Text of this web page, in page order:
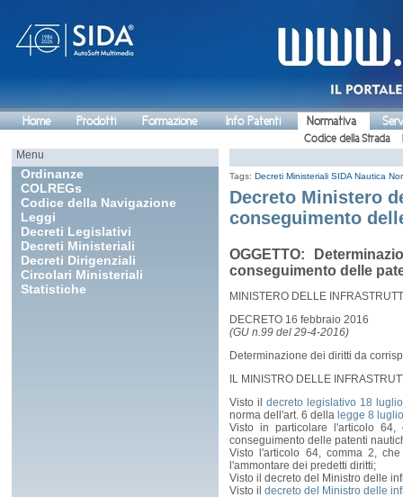
Home Prodotti Formazione Info Patenti Normativa
Codice della Strada
Menu
Ordinanze
COLREGs
Codice della Navigazione
Leggi
Decreti Legislativi
Decreti Ministeriali
Decreti Dirigenziali
Circolari Ministeriali
Statistiche
Tags: Decreti Ministeriali SIDA Nautica
Decreto Ministero
conseguimento
OGGETTO:
conseguimento delle
MINISTERO DELLE
DECRETO 16 febbraio 2016
(GU n.99 del 29-4-2016)
Determinazione dei diritti da
IL MINISTRO DELLE
Visto il decreto legislativo 18
norma dell'art. 6 della legge 8
Visto in particolare l'articolo
conseguimento delle patenti
Visto l'articolo 64, comma 2,
l'ammontare dei predetti diritti;
Visto il decreto del Ministro delle
Visto il decreto del Ministro delle